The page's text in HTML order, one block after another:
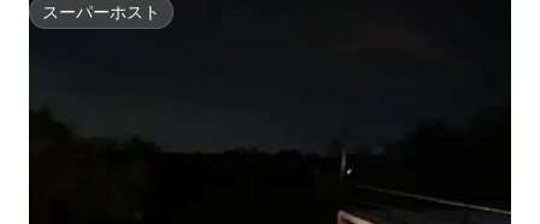
スーパーホスト
スーパーホスト